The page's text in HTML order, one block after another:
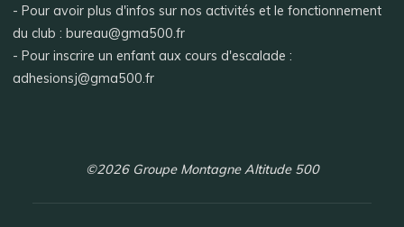
- Pour avoir plus d'infos sur nos activités et le fonctionnement
du club : bureau@gma500.fr
- Pour inscrire un enfant aux cours d'escalade :
adhesionsj@gma500.fr
©2026 Groupe Montagne Altitude 500